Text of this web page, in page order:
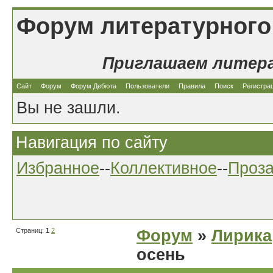
Форум
Приглашаем
Сайт Форум Форум Дебюта Пользователи Правила Поиск
Вы не зашли.
Навигация по сайту
Избранное--Коллективное--
Страниц: 1 2 Форум » Лирика
осень